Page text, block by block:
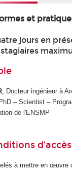
et
jours en
, Docteur ingénieur à
PhD – Scientist –
de l'ENSMP
à mettre en œuvre